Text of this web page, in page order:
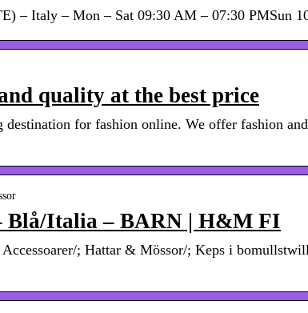
– Italy – Mon – Sat 09:30 AM – 07:30 PMSun
quality at the best price
for fashion online. We offer fashion
Blå/Italia – BARN | H&M FI
; Hattar & Mössor/; Keps i